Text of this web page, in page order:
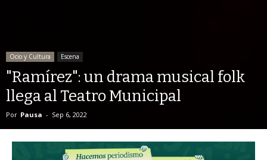
Ocio y Cultura Escena
"Ramírez": un drama musical folk
llega al Teatro Municipal
Por Pausa - Sep 6, 2022